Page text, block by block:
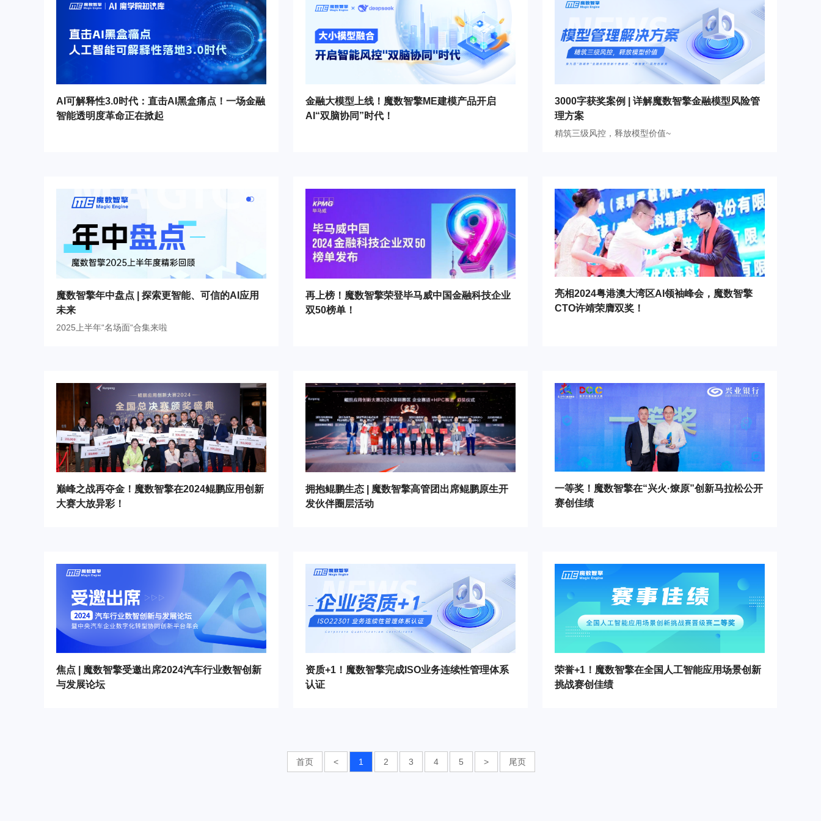
AI可解释性3.0时代：直击AI黑盒痛点！一场金融
智能透明度革命正在掀起
金融大模型上线！魔数智擎ME建模产品开启
AI“双脑协同”时代！
3000字获奖案例 | 详解魔数智擎金融模型风险管
理方案
精筑三级风控，释放模型价值~
魔数智擎年中盘点 | 探索更智能、可信的AI应用
未来
2025上半年“名场面“合集来啦
再上榜！魔数智擎荣登毕马威中国金融科技企业
双50榜单！
亮相2024粤港澳大湾区AI领袖峰会，魔数智擎
CTO许靖荣膺双奖！
巅峰之战再夺金！魔数智擎在2024鲲鹏应用创新
大赛大放异彩！
拥抱鲲鹏生态 | 魔数智擎高管团出席鲲鹏原生开
发伙伴圈层活动
一等奖！魔数智擎在“兴火·燎原”创新马拉松公开
赛创佳绩
焦点 | 魔数智擎受邀出席2024汽车行业数智创新
与发展论坛
资质+1！魔数智擎完成ISO业务连续性管理体系
认证
荣誉+1！魔数智擎在全国人工智能应用场景创新
挑战赛创佳绩
首页 < 1 2 3 4 5 > 尾页